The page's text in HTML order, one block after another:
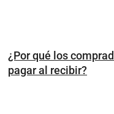
¿Por qué los
pagar al recibir?